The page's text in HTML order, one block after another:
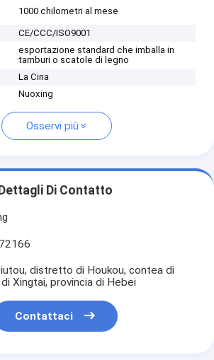
1000 chilometri al mese
CE/CCC/ISO9001
esportazione standard che imballa in
tamburi o scatole di legno
La Cina
Nuoxing
Osservi più
Dettagli Di Contatto
distretto di Houkou, contea di
Xingtai, provincia di Hebei
Contattaci